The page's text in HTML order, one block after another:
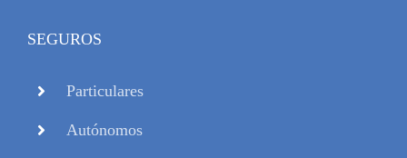
SEGUROS
Particulares
Autónomos